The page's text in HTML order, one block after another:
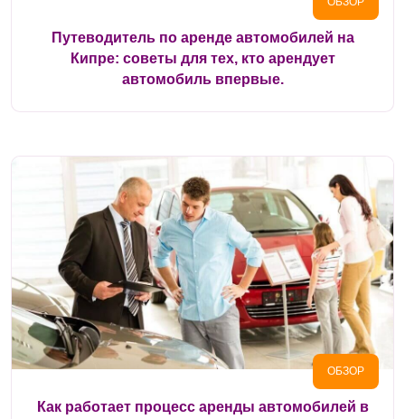
Путеводитель по аренде автомобилей на
Кипре: советы для тех, кто арендует
автомобиль впервые.
ОБЗОР
Как работает процесс аренды автомобилей в